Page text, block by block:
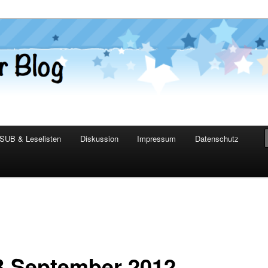
Blog
SUB & Leselisten Diskussion Impressum Datenschutz